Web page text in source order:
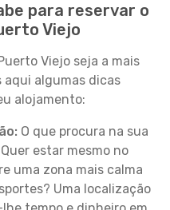
para reservar o
Viejo
Viejo seja a mais
aqui algumas dicas
alojamento:
O que procura na sua
estar mesmo no
uma zona mais calma
Uma localização